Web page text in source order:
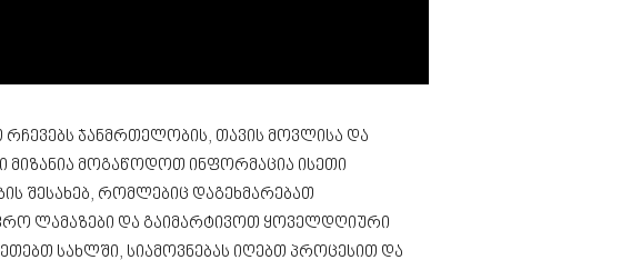
ჯანმრთელობის, თავის მოვლისა და
მიზანია მოგაწოდოთ ინფორმაცია ისეთი
შესახებ, რომლებიც დაგეხმარებათ
ლამაზები და გაიმარტივოთ ყოველდღიური
სახლში, სიამოვნებას იღებთ პროცესით და